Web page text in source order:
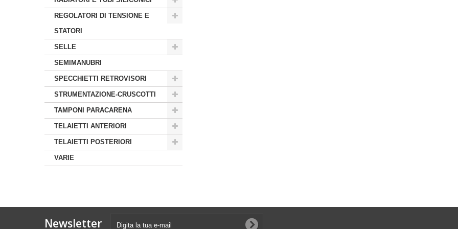
REGOLATORI DI TENSIONE E
STATORI
SELLE
SEMIMANUBRI
SPECCHIETTI RETROVISORI
STRUMENTAZIONE-CRUSCOTTI
TAMPONI PARACARENA
TELAIETTI ANTERIORI
TELAIETTI POSTERIORI
VARIE
Newsletter